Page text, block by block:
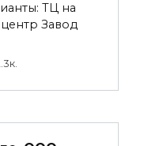
ТЦ на
Завод